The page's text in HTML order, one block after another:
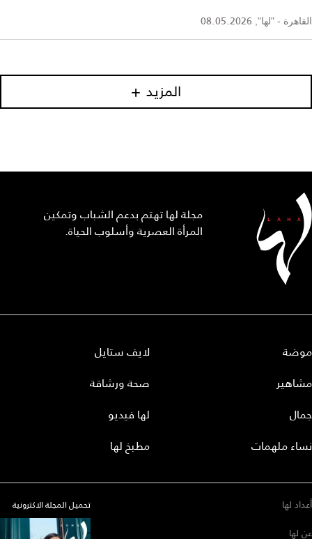
القاهرة - "لها", 08.05.2026
المزيد
مجلة لها تهتم بدعم الشباب وتمكين
المرأة العصرية وأسلوب الحياة.
موضة
مشاهير
جمال
نساء ملهمات
لايف ستايل
صحة ورشاقة
لها فيديو
مطبخ لها
أعداد لها
عن لها
تحميل المجلة الاكترونية